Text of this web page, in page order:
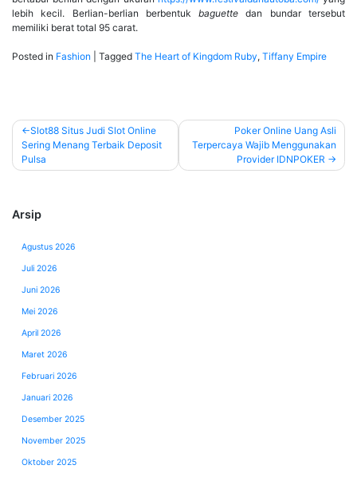
lebih kecil. Berlian-berlian berbentukbaguettedan bundar tersebut
memiliki berat total 95 carat.
Posted in Fashion Tagged The Heart of Kingdom Ruby, Tiffany Empire
Navigasi
pos
Slot88 Situs Judi Slot Online
Sering Menang Terbaik Deposit
Pulsa
Poker Online Uang Asli
Terpercaya Wajib Menggunakan
Provider IDNPOKER
Arsip
Agustus 2026
Juli 2026
Juni 2026
Mei 2026
April 2026
Maret 2026
Februari 2026
Januari 2026
Desember 2025
November 2025
Oktober 2025